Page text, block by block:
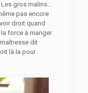
gros malins…
pas encore
droit quand
force à manger
dit
là la pour